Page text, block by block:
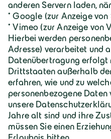
Geiger Gruppe
Wilhelm-Geiger-Straße 1
87561 Oberstdorf
+49 8322 18 0